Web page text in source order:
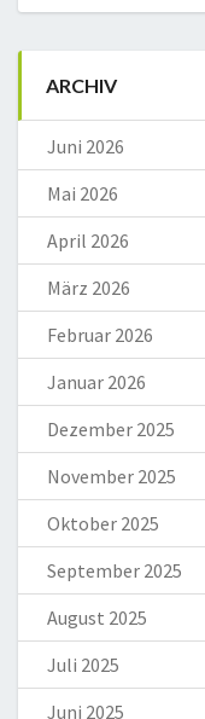
ARCHIV
Juni 2026
Mai 2026
April 2026
März 2026
Februar 2026
Januar 2026
Dezember 2025
November 2025
Oktober 2025
September 2025
August 2025
Juli 2025
Juni 2025